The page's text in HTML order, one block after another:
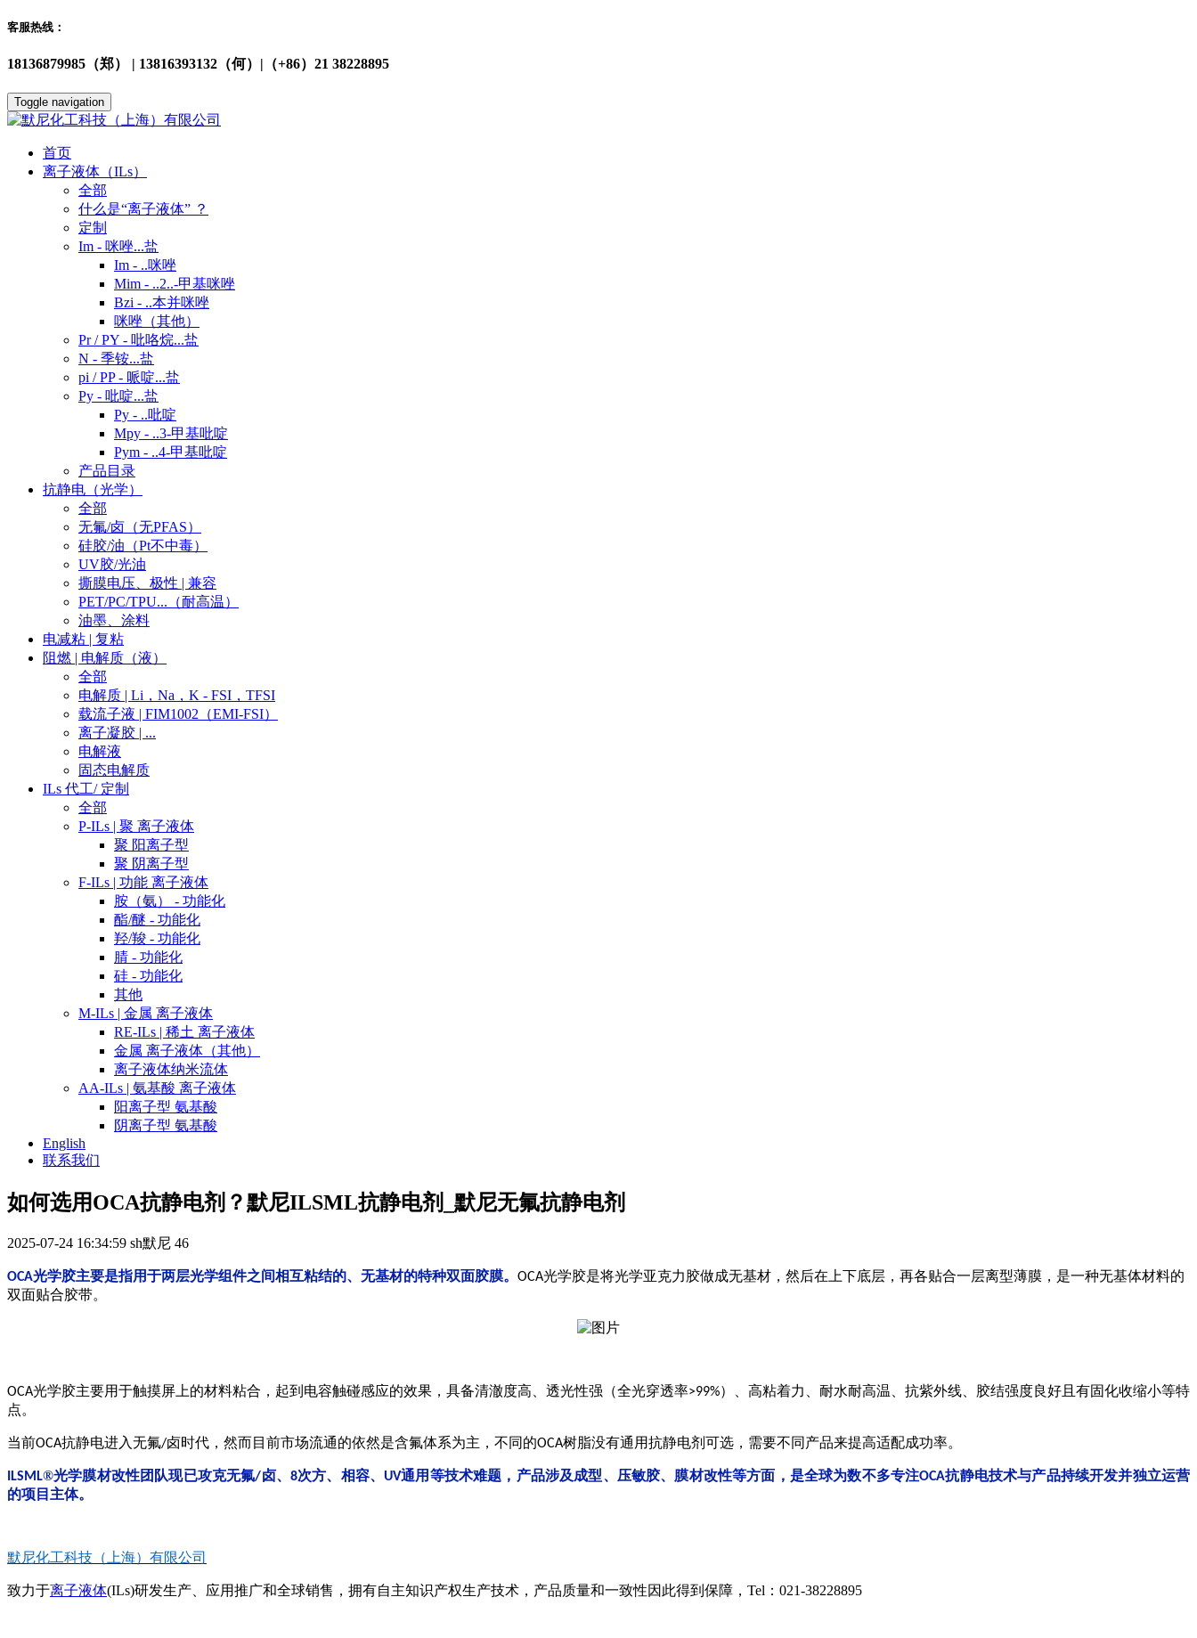
客服热线：
18136879985（郑） | 13816393132（何）|（+86）21 38228895
Toggle navigation
首页
离子液体（ILs）
全部
什么是“离子液体” ？
定制
Im - 咪唑...盐
Im - ..咪唑
Mim - ..2..-甲基咪唑
Bzi - ..本并咪唑
咪唑（其他）
Pr / PY - 吡咯烷...盐
N - 季铵...盐
pi / PP - 哌啶...盐
Py - 吡啶...盐
Py - ..吡啶
Mpy - ..3-甲基吡啶
Pym - ..4-甲基吡啶
产品目录
抗静电（光学）
全部
无氟/卤（无PFAS）
硅胶/油（Pt不中毒）
UV胶/光油
撕膜电压、极性 | 兼容
PET/PC/TPU...（耐高温）
油墨、涂料
电减粘 | 复粘
阻燃 | 电解质（液）
全部
电解质 | Li，Na，K - FSI，TFSI
载流子液 | FIM1002（EMI-FSI）
离子凝胶 | ...
电解液
固态电解质
ILs 代工/ 定制
全部
P-ILs | 聚 离子液体
聚 阳离子型
聚 阴离子型
F-ILs | 功能 离子液体
胺（氨） - 功能化
酯/醚 - 功能化
羟/羧 - 功能化
腈 - 功能化
硅 - 功能化
其他
M-ILs | 金属 离子液体
RE-ILs | 稀土 离子液体
金属 离子液体（其他）
离子液体纳米流体
AA-ILs | 氨基酸 离子液体
阳离子型 氨基酸
阴离子型 氨基酸
English
联系我们
如何选用OCA抗静电剂？默尼ILSML抗静电剂_默尼无氟抗静电剂
2025-07-24 16:34:59 sh默尼 46
OCA光学胶主要是指用于两层光学组件之间相互粘结的、无基材的特种双面胶膜。 OCA光学胶是将光学亚克力胶做成无基材，然后在上下底层，再各贴合一层离型薄膜，是一种无基体材料的
双面贴合胶带。
OCA光学胶主要用于触摸屏上的材料粘合，起到电容触碰感应的效果，具备清澈度高、透光性强（全光穿透率>99%）、高粘着力、耐水耐高温、抗紫外线、胶结强度良好且有固化收缩小等特
点。
当前OCA抗静电进入无氟/卤时代，然而目前市场流通的依然是含氟体系为主，不同的OCA树脂没有通用抗静电剂可选，需要不同产品来提高适配成功率。
ILSML®光学膜材改性团队现已攻克无氟/卤、 8次方、相容、UV通用等技术难题，产品涉及成型、压敏胶、膜材改性等方面，是全球为数不多专注OCA抗静电技术与产品持续开发并独立运营
的项目主体。
默尼化工科技（上海）有限公司
致力于离子液体(ILs)研发生产、应用推广和全球销售，拥有自主知识产权生产技术，产品质量和一致性因此得到保障，Tel：021-38228895